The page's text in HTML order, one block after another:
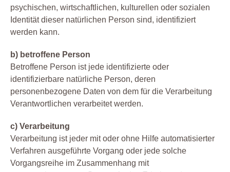
psychischen, wirtschaftlichen, kulturellen oder sozialen
Identität dieser natürlichen Person sind, identifiziert
werden kann.
b) betroffene Person
Betroffene Person ist jede identifizierte oder
identifizierbare natürliche Person, deren
personenbezogene Daten von dem für die Verarbeitung
Verantwortlichen verarbeitet werden.
c) Verarbeitung
Verarbeitung ist jeder mit oder ohne Hilfe automatisierter
Verfahren ausgeführte Vorgang oder jede solche
Vorgangsreihe im Zusammenhang mit